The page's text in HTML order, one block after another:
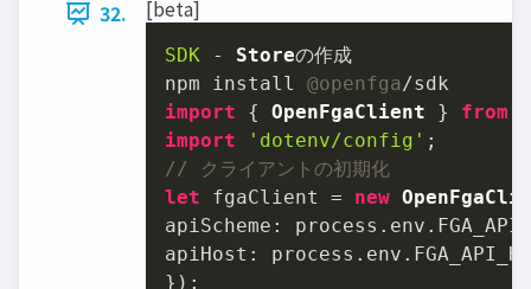
32. [beta]
SDK - Storeの作成
npm install @openfga
import { OpenFgaClient } from
import
'dotenv/config'
// クライアントの初期化
let fgaClient = new
apiScheme : process. env .
apiHost : process. env .